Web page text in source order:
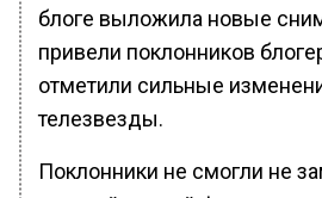
блоге выложила новые
привели поклонников
отметили сильные
телезвезды.
Поклонники не смогли не